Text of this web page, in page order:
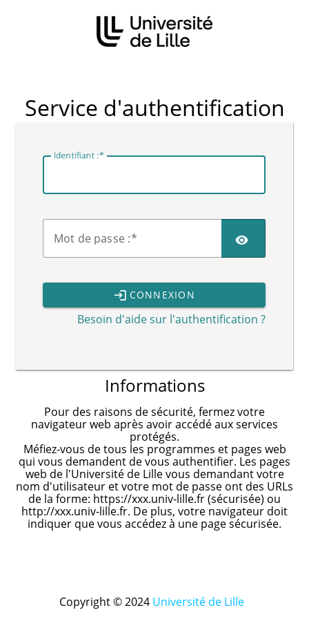
CAS
Service d'authentification
Identifiant :
Mot de passe :
CONNEXION
Besoin d'aide sur l'authentification ?
Informations
Pour des raisons de sécurité, fermez votre
navigateur web après avoir accédé aux services
protégés.
Méfiez-vous de tous les programmes et pages web
qui vous demandent de vous authentifier. Les pages
web de l'Université de Lille vous demandant votre
nom d'utilisateur et votre mot de passe ont des URLs
de la forme: https://xxx.univ-lille.fr (sécurisée) ou
http://xxx.univ-lille.fr. De plus, votre navigateur doit
indiquer que vous accédez à une page sécurisée.
Copyright © 2024 Université de Lille